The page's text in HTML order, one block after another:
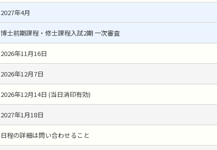
2027年4月
博士前期課程・修士課程入試2期 一次審査
2026年11月16日
2026年12月7日
2026年12月14日 (当日消印有効)
2027年1月18日
日程の詳細は問い合わせること